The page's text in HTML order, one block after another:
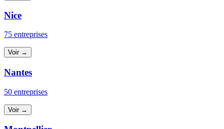
Nice
75 entreprises
Voir →
Nantes
50 entreprises
Voir →